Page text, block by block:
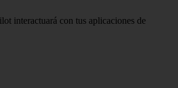
interactuará con tus aplicaciones de